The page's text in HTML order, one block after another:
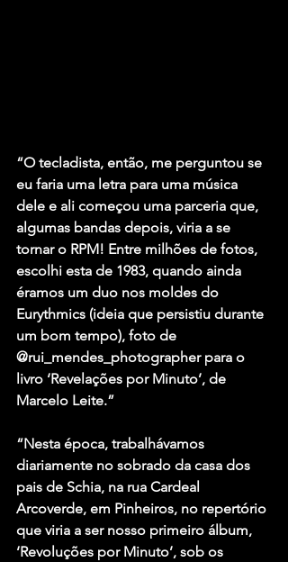
“O tecladista, então, me perguntou se
eu faria uma letra para uma música
dele e ali começou uma parceria que,
algumas bandas depois, viria a se
tornar o RPM! Entre milhões de fotos,
escolhi esta de 1983, quando ainda
éramos um duo nos moldes do
Eurythmics (ideia que persistiu durante
um bom tempo), foto de
@rui_mendes_photographer para o
livro ‘Revelações por Minuto’, de
Marcelo Leite.”
“Nesta época, trabalhávamos
diariamente no sobrado da casa dos
pais de Schia, na rua Cardeal
Arcoverde, em Pinheiros, no repertório
que viria a ser nosso primeiro álbum,
‘Revoluções por Minuto’, sob os